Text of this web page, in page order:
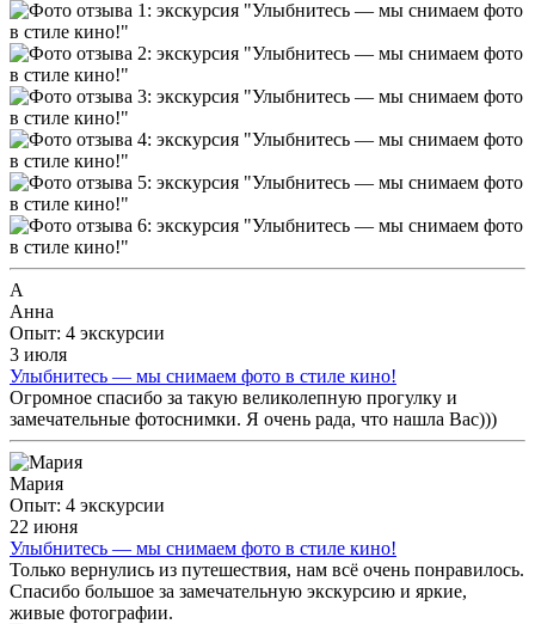
А
Анна
Опыт: 4 экскурсии
3 июля
Улыбнитесь — мы снимаем фото в стиле кино!
Огромное спасибо за такую великолепную прогулку и
замечательные фотоснимки. Я очень рада, что нашла Вас)))
Мария
Опыт: 4 экскурсии
22 июня
Улыбнитесь — мы снимаем фото в стиле кино!
Только вернулись из путешествия, нам всё очень понравилось.
Спасибо большое за замечательную экскурсию и яркие,
живые фотографии.